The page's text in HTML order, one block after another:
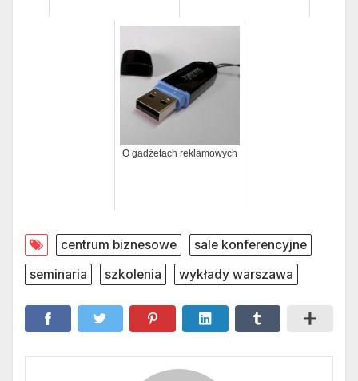
O gadżetach reklamowych
centrum biznesowe
sale konferencyjne
seminaria
szkolenia wykłady warszawa